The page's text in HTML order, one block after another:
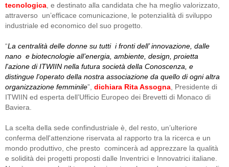
tecnologica, e destinato alla candidata che ha meglio valorizzato,
attraverso un’efficace comunicazione, le potenzialità di sviluppo
industriale ed economico del suo progetto.
“La centralità delle donne su tutti i fronti dell’ innovazione, dalle
nano e biotecnologie all’energia, ambiente, design, proietta
l'azione di ITWIIN nella futura società della Conoscenza, e
distingue l'operato della nostra associazione da quello di ogni altra
organizzazione femminile”, dichiara Rita Assogna, Presidente di
ITWIIN ed esperta dell’Ufficio Europeo dei Brevetti di Monaco di
Baviera.
La scelta della sede confindustriale è, del resto, un’ulteriore
conferma dell'attenzione riservata al rapporto tra la ricerca e un
mondo produttivo, che presto comincerà ad apprezzare la qualità
e solidità dei progetti proposti dalle Inventrici e Innovatrici italiane.